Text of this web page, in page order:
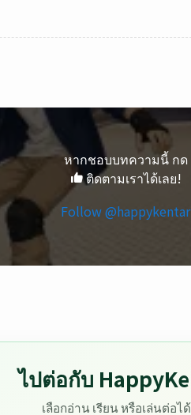
หากชอบบทความนี้ กด
ติดตามเราได้เลย!
Follow @happykentar
ไปต่อกับ
เลือกอ่าน เรียน หรือเล่นต่อไ